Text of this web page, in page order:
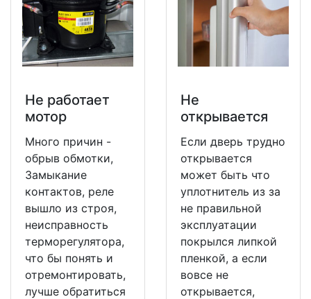
Не работает
мотор
Много причин -
обрыв обмотки,
Замыкание
контактов, реле
вышло из строя,
неисправность
терморегулятора,
что бы понять и
отремонтировать,
лучше обратиться
Не
открывается
Если дверь трудно
открывается
может быть что
уплотнитель из за
не правильной
эксплуатации
покрылся липкой
пленкой, а если
вовсе не
открывается,